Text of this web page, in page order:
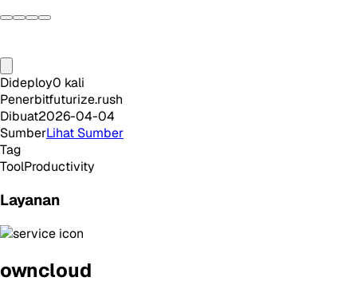
Dideploy0 kali
Penerbitfuturize.rush
Dibuat2026-04-04
SumberLihat Sumber
Tag
ToolProductivity
Layanan
owncloud